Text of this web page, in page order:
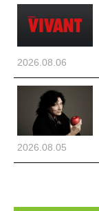
2026.08.06
2026.08.05